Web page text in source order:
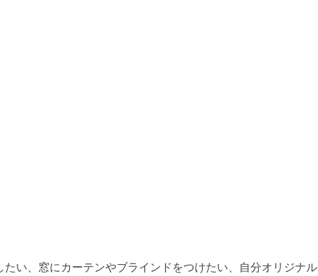
い、窓にカーテンやブラインドをつけたい、自分オリジナル